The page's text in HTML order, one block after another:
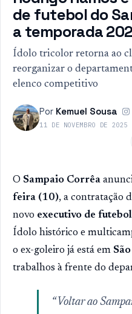
de futebol do
a temporada
Ídolo tricolor retorna ao
reorganizar o
elenco competitivo
Por Kemuel Sousa
11 DE NOVEMBRO DE 2025
O Sampaio Corrêa
feira (10), a contratação
novo executivo de futebol
Ídolo histórico e
o ex-goleiro já está em
trabalhos à frente do
“Voltar ao